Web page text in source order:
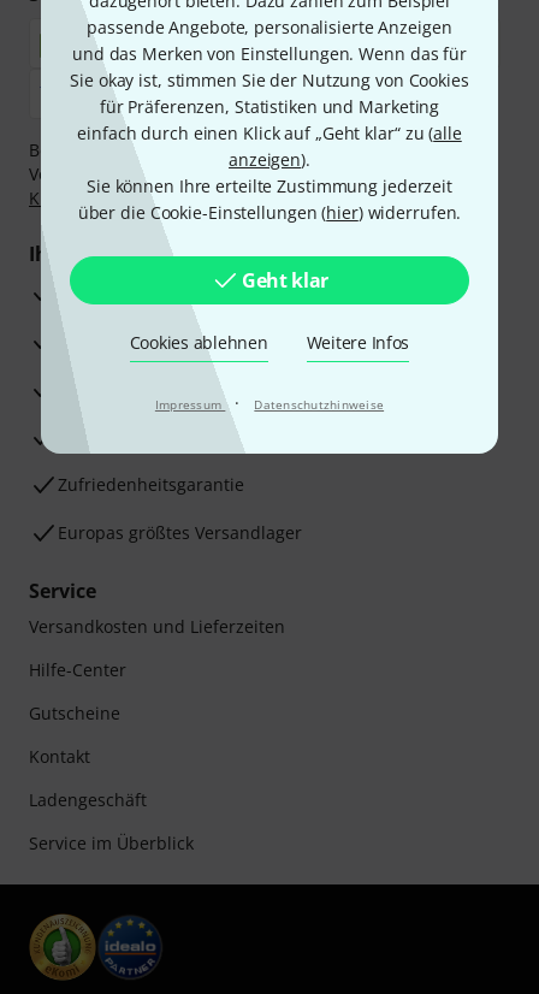
passende Angebote, personalisierte Anzeigen
und das Merken von Einstellungen. Wenn das für
Sie okay ist, stimmen Sie der Nutzung von Cookies
für Präferenzen, Statistiken und Marketing
einfach durch einen Klick auf „Geht klar“ zu (alle
anzeigen).
Sie können Ihre erteilte Zustimmung jederzeit
über die Cookie-Einstellungen (hier) widerrufen.
Geht klar
Cookies ablehnen Weitere Infos
Impressum · Datenschutzhinweise
Bezahlen Sie vertraulich und sicher per Nachnahme,
Vorkasse, PayPal, Amazon Pay,Klarna Sofort bezahlen
Klarna Ratenzahlungoder Kreditkarte.
Ihre Vorteile
3 Jahre Thomann Garantie
30 Tage Money-Back-Garantie
Beratung durch Fachexperten
Zufriedenheitsgarantie
Europas größtes Versandlager
Service
Versandkosten und Lieferzeiten
Hilfe-Center
Gutscheine
Kontakt
Ladengeschäft
Service im Überblick